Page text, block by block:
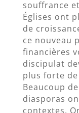
souffrance
Églises ont
de
ce nouveau
financières
discipulat
plus forte
Beaucoup
diasporas
contextes.